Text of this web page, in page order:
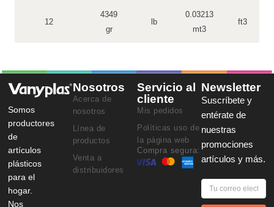
12
4349
gr
lb
0.03213
mt3
ft3
Somos
productores
de
artículos
plásticos
para el
hogar.
Nos
Nosotros
Acerca de
nosotros
Línea de
productos
Venta a
distribuidores
Servicio al
cliente
Mis pedidos
Políticas uso de
la página web
Compra segura:
Newsletter
Suscríbete y
entérate de
nuestras
promociones
artículos y más.